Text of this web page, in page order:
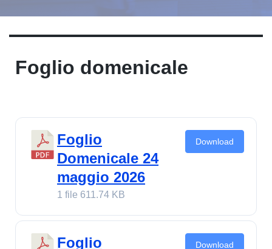
Foglio domenicale
Foglio
Domenicale 24
maggio 2026
1 file 611.74 KB
Download
Foglio
Download